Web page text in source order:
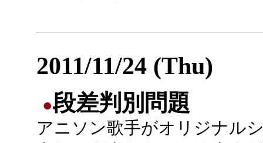
2011/11/24 (Thu)
●段差判別問題
アニソン歌手がオリジナル